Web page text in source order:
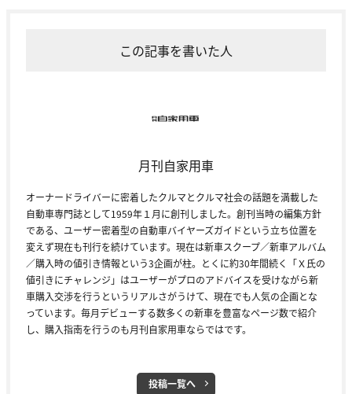
この記事を書いた人
月刊自家用車
オーナードライバーに密着したクルマとクルマ社会の話題を満載した
自動車専門誌として1959年１月に創刊しました。創刊当時の編集方針
である、ユーザー密着型の自動車バイヤーズガイドという立ち位置を
変えず現在も刊行を続けています。現在は新車スクープ／新車アルバム
／購入時の値引き情報という3企画が柱。とくに約30年間続く「Ｘ氏の
値引きにチャレンジ」はユーザーがプロのアドバイスを受けながら新
車購入交渉を行うというリアルさがうけて、現在でも人気の企画とな
っています。毎月デビューする数多くの新車を豊富なページ数で紹介
し、購入指南を行うのも月刊自家用車ならではです。
投稿一覧へ